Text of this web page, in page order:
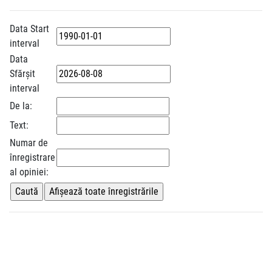
Data Start
interval
Data
Sfărșit
interval
De la:
Text:
Numar de
înregistrare
al opiniei: